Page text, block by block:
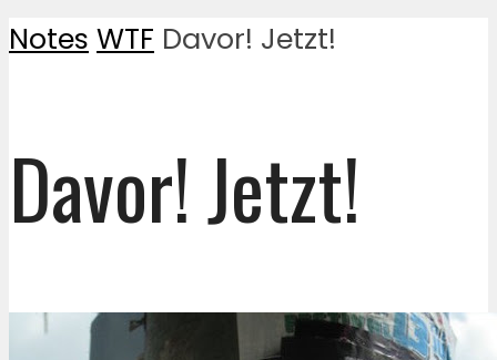
Notes WTF Davor! Jetzt!
Davor! Jetzt!